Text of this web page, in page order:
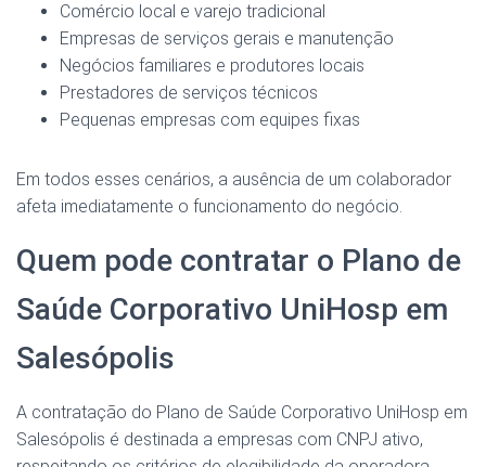
Comércio local e varejo tradicional
Empresas de serviços gerais e manutenção
Negócios familiares e produtores locais
Prestadores de serviços técnicos
Pequenas empresas com equipes fixas
Em todos esses cenários, a ausência de um colaborador
afeta imediatamente o funcionamento do negócio.
Quem pode contratar o Plano de
Saúde Corporativo UniHosp em
Salesópolis
A contratação do Plano de Saúde Corporativo UniHosp em
Salesópolis é destinada a empresas com CNPJ ativo,